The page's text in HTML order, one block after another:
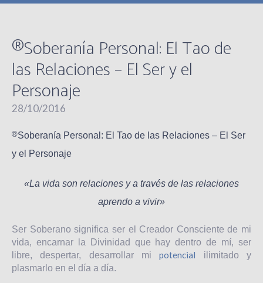
®Soberanía Personal: El Tao de
las Relaciones – El Ser y el
Personaje
28/10/2016
®Soberanía Personal: El Tao de las Relaciones – El Ser
y el Personaje
«La vida son relaciones y a través de las relaciones
aprendo a vivir»
Ser Soberano significa ser el Creador Consciente de mi
vida, encarnar la Divinidad que hay dentro de mí, ser
libre, despertar, desarrollar mipotencial ilimitado y
plasmarlo en el día a día.